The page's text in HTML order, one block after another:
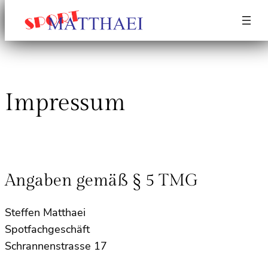
Impressum
Angaben gemäß § 5 TMG
Steffen Matthaei
Spotfachgeschäft
Schrannenstrasse 17